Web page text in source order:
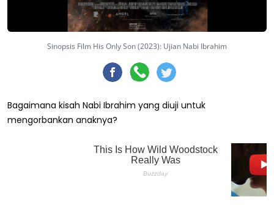
Sinopsis Film His Only Son (2023): Ujian Nabi Ibrahim
Bagaimana kisah Nabi Ibrahim yang diuji untuk
mengorbankan anaknya?